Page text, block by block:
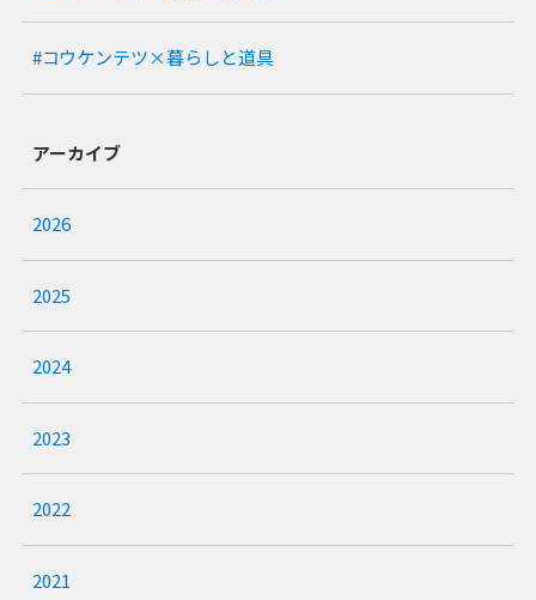
#コウケンテツ×暮らしと道具
アーカイブ
2026
2025
2024
2023
2022
2021